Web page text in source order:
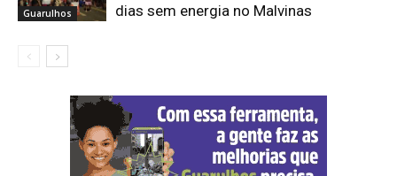
Guarulhos
dias sem energia no Malvinas